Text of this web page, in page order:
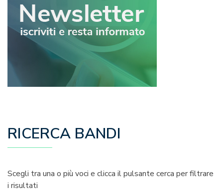
RICERCA BANDI
Scegli tra una o più voci e clicca il pulsante cerca per filtrare
i risultati